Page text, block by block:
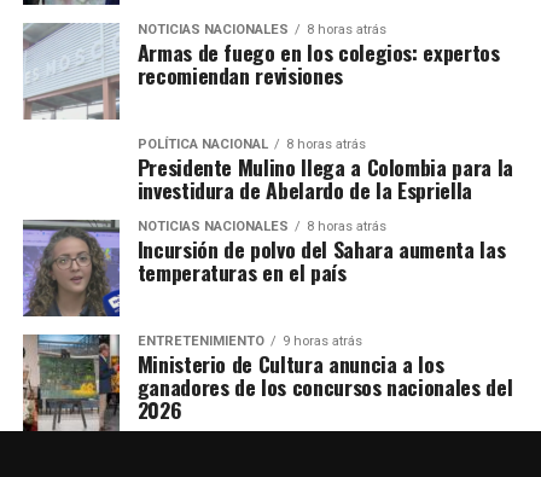
NOTICIAS NACIONALES 8 horas atrás
Armas de fuego en los colegios: expertos
recomiendan revisiones
POLÍTICA NACIONAL 8 horas atrás
Presidente Mulino llega a Colombia para la
investidura de Abelardo de la Espriella
NOTICIAS NACIONALES 8 horas atrás
Incursión de polvo del Sahara aumenta las
temperaturas en el país
ENTRETENIMIENTO 9 horas atrás
Ministerio de Cultura anuncia a los
ganadores de los concursos nacionales del
2026